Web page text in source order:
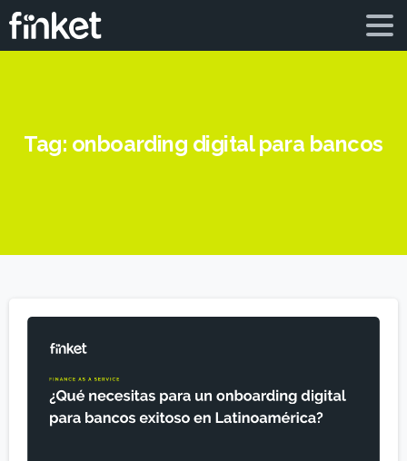
Tag: onboarding digital para bancos